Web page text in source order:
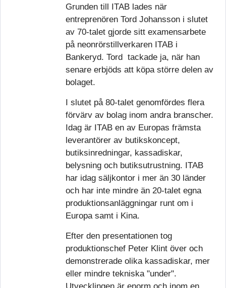
Grunden till ITAB lades när
entreprenören Tord Johansson i slutet
av 70-talet gjorde sitt examensarbete
på neonrörstillverkaren ITAB i
Bankeryd. Tord tackade ja, när han
senare erbjöds att köpa större delen av
bolaget.
I slutet på 80-talet genomfördes flera
förvärv av bolag inom andra branscher.
Idag är ITAB en av Europas främsta
leverantörer av butikskoncept,
butiksinredningar, kassadiskar,
belysning och butiksutrustning. ITAB
har idag säljkontor i mer än 30 länder
och har inte mindre än 20-talet egna
produktionsanläggningar runt om i
Europa samt i Kina.
Efter den presentationen tog
produktionschef Peter Klint över och
demonstrerade olika kassadiskar, mer
eller mindre tekniska "under".